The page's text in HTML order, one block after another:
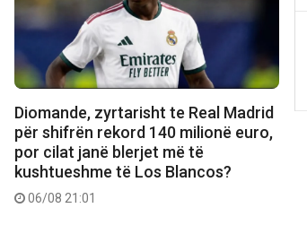
Diomande, zyrtarisht te Real Madrid
për shifrën rekord 140 milionë euro,
por cilat janë blerjet më të
kushtueshme të Los Blancos?
06/08 21:01